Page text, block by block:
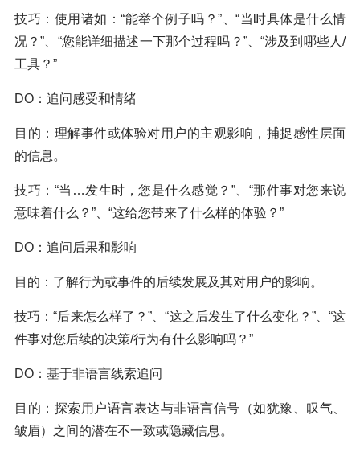
技巧：使用诸如：“能举个例子吗？”、“当时具体是什么情
况？”、“您能详细描述一下那个过程吗？”、“涉及到哪些人/
工具？”
DO：追问感受和情绪
目的：理解事件或体验对用户的主观影响，捕捉感性层面
的信息。
技巧：“当…发生时，您是什么感觉？”、“那件事对您来说
意味着什么？”、“这给您带来了什么样的体验？”
DO：追问后果和影响
目的：了解行为或事件的后续发展及其对用户的影响。
技巧：“后来怎么样了？”、“这之后发生了什么变化？”、“这
件事对您后续的决策/行为有什么影响吗？”
DO：基于非语言线索追问
目的：探索用户语言表达与非语言信号（如犹豫、叹气、
皱眉）之间的潜在不一致或隐藏信息。